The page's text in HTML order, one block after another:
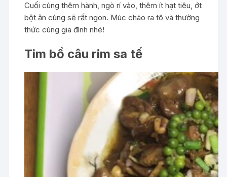
Cuối cùng thêm hành, ngò rí vào, thêm ít hạt tiêu, ớt
bột ăn cùng sẽ rất ngon. Múc cháo ra tô và thưởng
thức cùng gia đình nhé!
Tim bồ câu rim sa tế